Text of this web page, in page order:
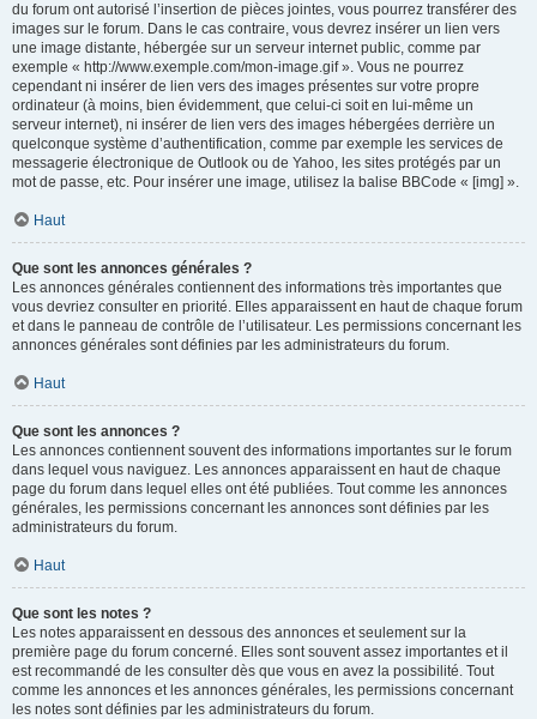
du forum ont autorisé l’insertion de pièces jointes, vous pourrez transférer des
images sur le forum. Dans le cas contraire, vous devrez insérer un lien vers
une image distante, hébergée sur un serveur internet public, comme par
exemple « http://www.exemple.com/mon-image.gif ». Vous ne pourrez
cependant ni insérer de lien vers des images présentes sur votre propre
ordinateur (à moins, bien évidemment, que celui-ci soit en lui-même un
serveur internet), ni insérer de lien vers des images hébergées derrière un
quelconque système d’authentification, comme par exemple les services de
messagerie électronique de Outlook ou de Yahoo, les sites protégés par un
mot de passe, etc. Pour insérer une image, utilisez la balise BBCode « [img] ».
Haut
Que sont les annonces générales ?
Les annonces générales contiennent des informations très importantes que
vous devriez consulter en priorité. Elles apparaissent en haut de chaque forum
et dans le panneau de contrôle de l’utilisateur. Les permissions concernant les
annonces générales sont définies par les administrateurs du forum.
Haut
Que sont les annonces ?
Les annonces contiennent souvent des informations importantes sur le forum
dans lequel vous naviguez. Les annonces apparaissent en haut de chaque
page du forum dans lequel elles ont été publiées. Tout comme les annonces
générales, les permissions concernant les annonces sont définies par les
administrateurs du forum.
Haut
Que sont les notes ?
Les notes apparaissent en dessous des annonces et seulement sur la
première page du forum concerné. Elles sont souvent assez importantes et il
est recommandé de les consulter dès que vous en avez la possibilité. Tout
comme les annonces et les annonces générales, les permissions concernant
les notes sont définies par les administrateurs du forum.